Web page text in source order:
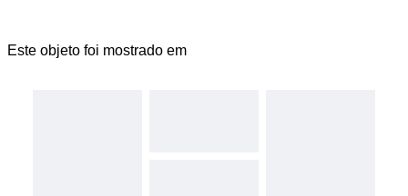
Este objeto foi mostrado em